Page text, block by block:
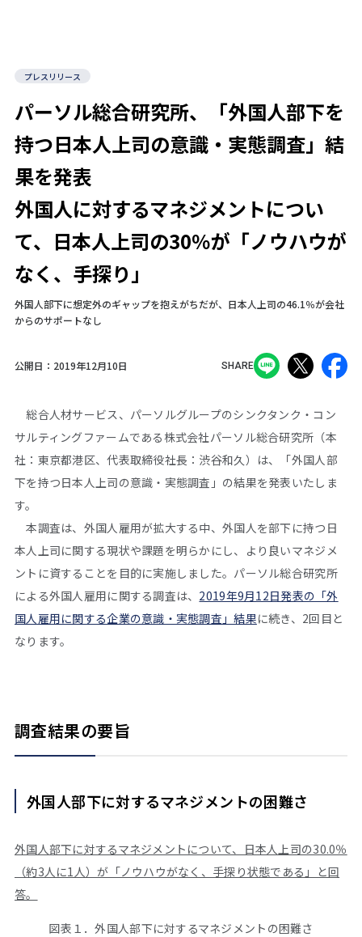
プレスリリース
パーソル総合研究所、「外国人部下を
持つ日本人上司の意識・実態調査」結
果を発表
外国人に対するマネジメントについ
て、日本人上司の30％が「ノウハウが
なく、手探り」
外国人部下に想定外のギャップを抱えがちだが、日本人上司の46.1％が会社
からのサポートなし
公開日： 2019年12月10日 SHARE
総合人材サービス、パーソルグループのシンクタンク・コン
サルティングファームである株式会社パーソル総合研究所（本
社：東京都港区、代表取締役社長：渋谷和久）は、「外国人部
下を持つ日本人上司の意識・実態調査」の結果を発表いたしま
す。
本調査は、外国人雇用が拡大する中、外国人を部下に持つ日
本人上司に関する現状や課題を明らかにし、より良いマネジメ
ントに資することを目的に実施しました。パーソル総合研究所
による外国人雇用に関する調査は、 2019年9月12日発表の「外
国人雇用に関する企業の意識・実態調査」結果に続き、2回目と
なります。
調査結果の要旨
外国人部下に対するマネジメントの困難さ
外国人部下に対するマネジメントについて、日本人上司の30.0％
（約3人に1人）が「ノウハウがなく、手探り状態である」と回
答。
図表１．外国人部下に対するマネジメントの困難さ